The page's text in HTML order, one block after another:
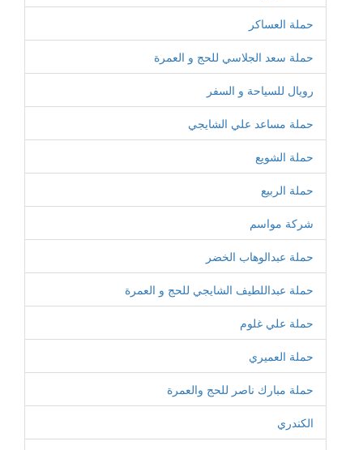
حملة العساكر
حملة سعد الجلاسي للحج و العمرة
رويال للسياحة و السفر
حملة مساعد علي الشايجي
حملة الشويع
حملة الربيع
شركة مواسم
حملة عبدالوهاب الخضر
حملة عبداللطيف الشايجي للحج و العمرة
حملة علي غلوم
حملة العميري
حملة مبارك ناصر للحج والعمرة
الكندري